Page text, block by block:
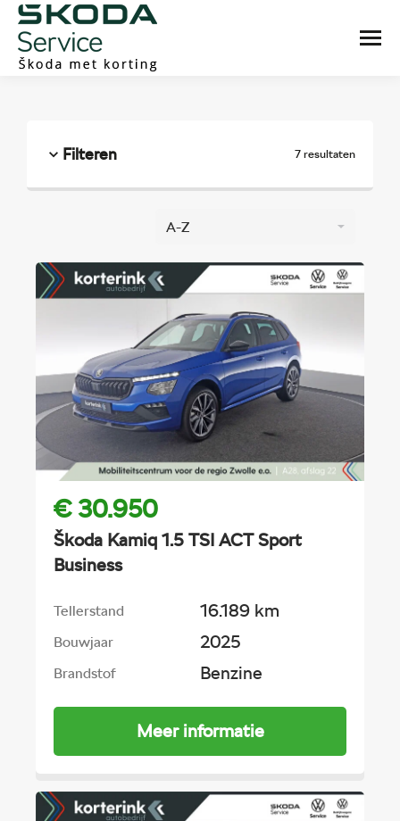
Filteren 7 resultaten
€ 30.950
Škoda Kamiq 1.5 TSI ACT Sport
Business
Tellerstand 16.189 km
Bouwjaar 2025
Brandstof Benzine
Meer informatie